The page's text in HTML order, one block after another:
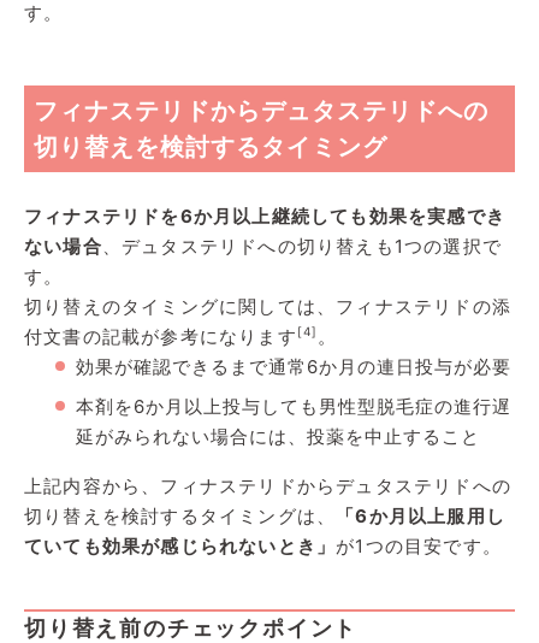
す。
フィナステリドからデュタステリドへの
切り替えを検討するタイミング
フィナステリドを6か月以上継続しても効果を実感でき
ない場合、デュタステリドへの切り替えも1つの選択で
す。
切り替えのタイミングに関しては、フィナステリドの添
付文書の記載が参考になります [4] 。
効果が確認できるまで通常6か月の連日投与が必要
本剤を6か月以上投与しても男性型脱毛症の進行遅
延がみられない場合には、投薬を中止すること
上記内容から、フィナステリドからデュタステリドへの
切り替えを検討するタイミングは、
「6か月以上服用し
ていても効果が感じられないとき」 が1つの目安です。
切り替え前のチェックポイント